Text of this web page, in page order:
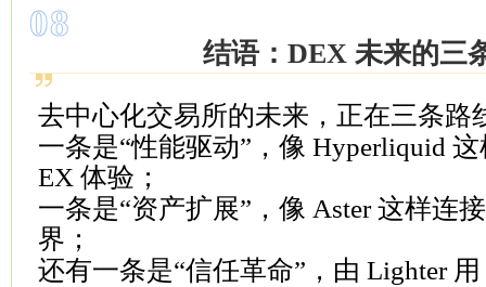
08
结语：DEX 未来的三
去中心化交易所的未来，正在三条路
一条是“性能驱动”，像 Hyperliquid
EX 体验；
一条是“资产扩展”，像 Aster 这样连
界；
还有一条是“信任革命”，由 Lighter